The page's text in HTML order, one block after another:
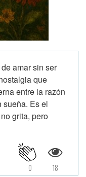
amar sin ser
que
entre la razón
sueña. Es el
grita, pero
18
0